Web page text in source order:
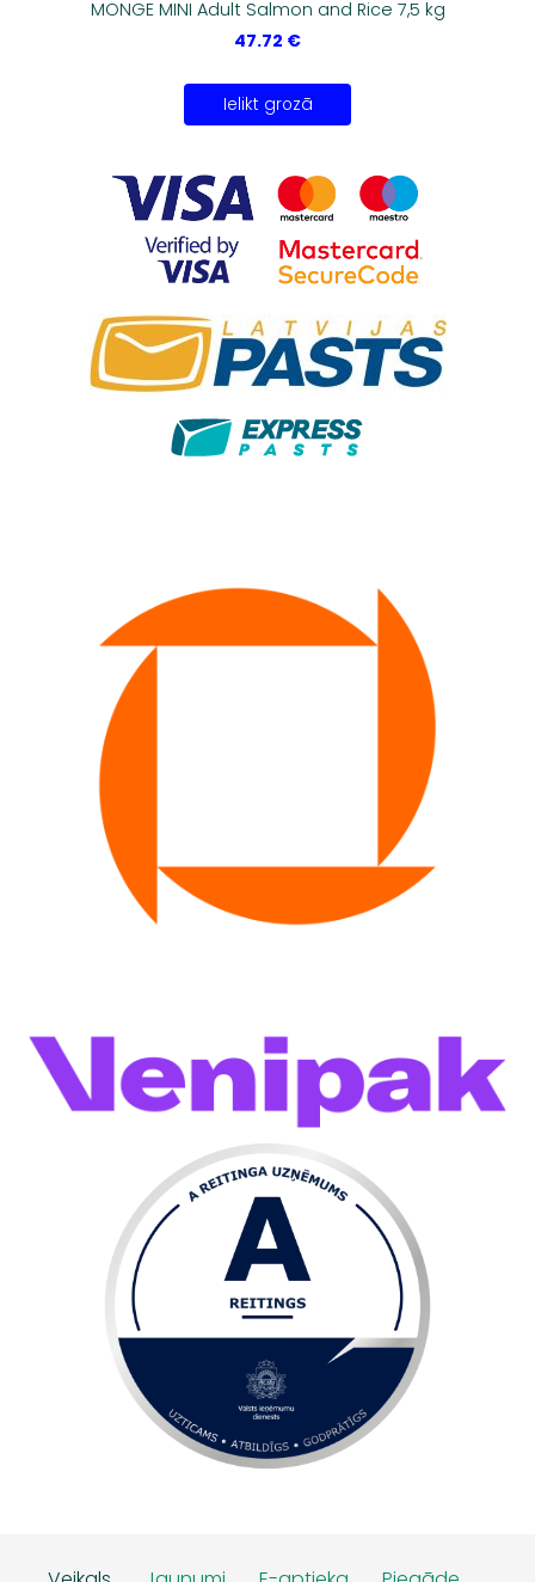
MONGE MINI Adult Salmon and Rice 7,5 kg
47.72 €
Ielikt grozā